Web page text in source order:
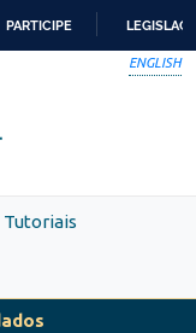
PARTICIPE
ENGLISH
Tutoriais